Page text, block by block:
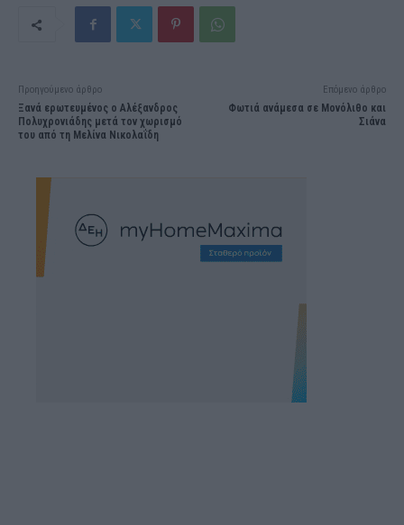
Προηγούμενο άρθρο
Ξανά ερωτευμένος ο Αλέξανδρος
Πολυχρονιάδης μετά τον χωρισμό
του από τη Μελίνα Νικολαΐδη
Επόμενο άρθρο
Φωτιά ανάμεσα σε Μονόλιθο και
Σιάνα